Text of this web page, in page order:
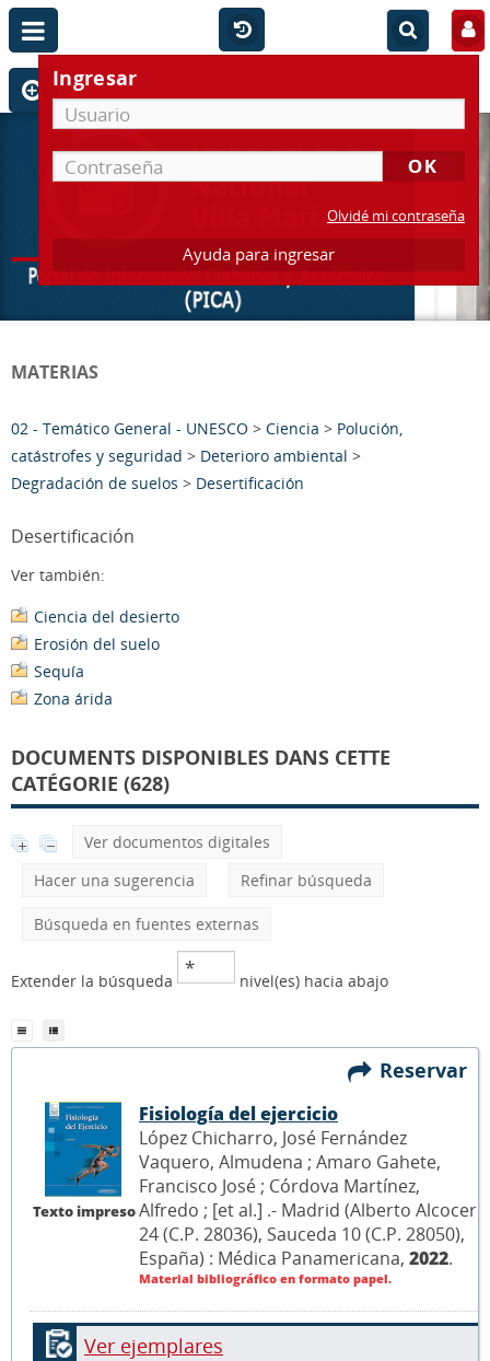
Ingresar
Olvidé mi contraseña
Ayuda para ingresar
MATERIAS
02 - Temático General - UNESCO > Ciencia > Polución,
catástrofes y seguridad > Deterioro ambiental >
Degradación de suelos > Desertificación
Desertificación
Ver también:
Ciencia del desierto
Erosión del suelo
Sequía
Zona árida
DOCUMENTS DISPONIBLES DANS CETTE
CATÉGORIE (628)
Ver documentos digitales
Hacer una sugerencia
Refinar búsqueda
Búsqueda en fuentes externas
Extender la búsqueda nivel(es) hacia abajo
Reservar
Texto impreso
Fisiología del ejercicio
López Chicharro, José Fernández
Vaquero, Almudena ; Amaro Gahete,
Francisco José ; Córdova Martínez,
Alfredo ; [et al.] .- Madrid (Alberto Alcocer
24 (C.P. 28036), Sauceda 10 (C.P. 28050),
España) : Médica Panamericana, 2022.
Material bibliográfico en formato papel.
Ver ejemplares